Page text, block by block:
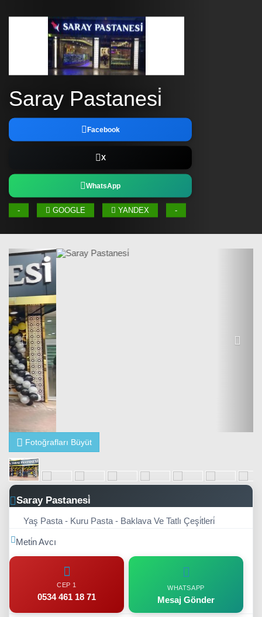
Saray Pastanesi̇
Facebook
X
WhatsApp
- GOOGLE YANDEX -
Fotoğrafları Büyüt
Saray Pastanesi̇
Yaş Pasta - Kuru Pasta - Baklava Ve Tatlı Çeşi̇tleri̇
Meti̇n Avcı
Cep 20542 816 79 71
Tel 1 0542 250 15 76
Çay Mah. Cumhuri̇yet Caddesi̇ No:77/A
Navigasyonla Git
SEKTÖRDEKI DIĞER
FIRMALAR